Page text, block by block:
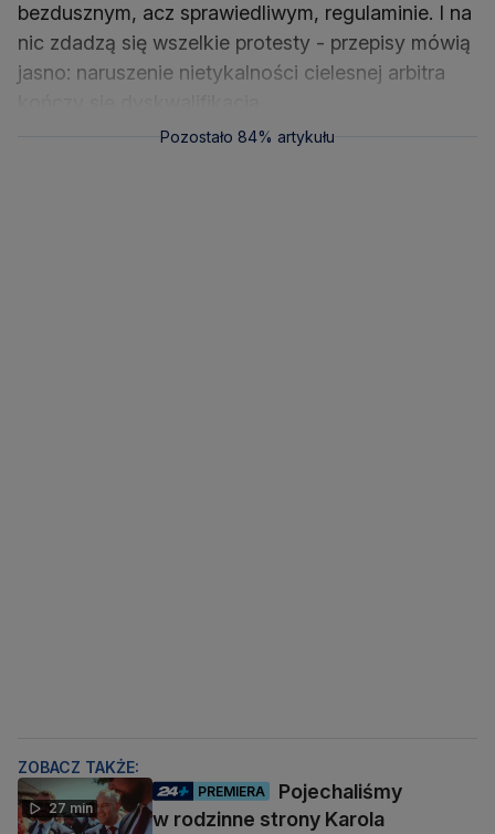
bezdusznym, acz sprawiedliwym, regulaminie. I na
nic zdadzą się wszelkie protesty - przepisy mówią
jasno: naruszenie nietykalności cielesnej arbitra
Pozostało 84% artykułu
ZOBACZ TAKŻE:
27 min
PREMIERA
Pojechaliśmy
w rodzinne strony Karola